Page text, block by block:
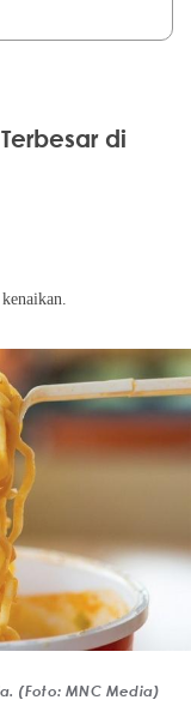
di
(Foto: MNC Media)